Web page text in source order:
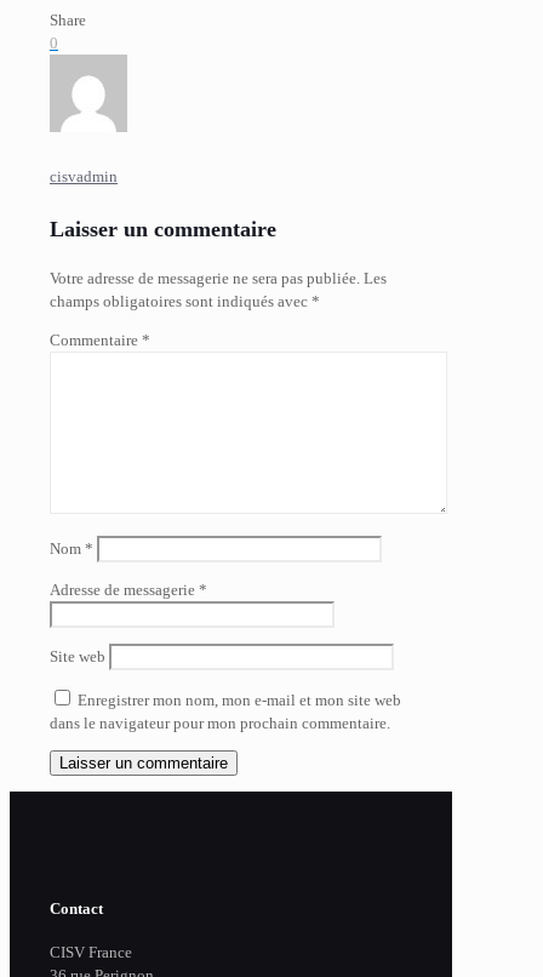
Share
0
cisvadmin
Laisser un commentaire
Votre adresse de messagerie ne sera pas publiée. Les
champs obligatoires sont indiqués avec *
Commentaire *
Nom *
Adresse de messagerie *
Site web
Enregistrer mon nom, mon e-mail et mon site web
dans le navigateur pour mon prochain commentaire.
Contact
CISV France